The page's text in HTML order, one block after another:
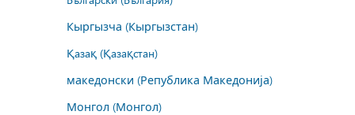
Кыргызча (Кыргызстан)
Қазақ (Қазақстан)
македонски (Република Македонија)
Монгол (Монгол)